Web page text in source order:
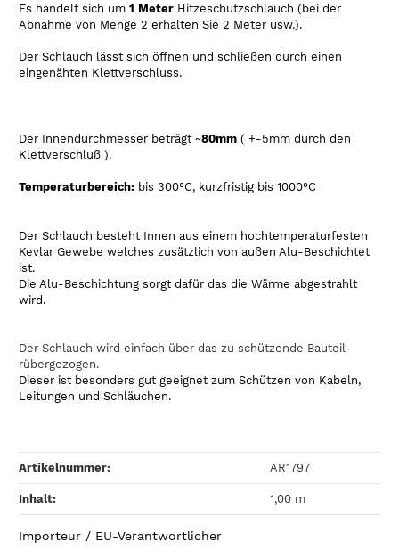
Es handelt sich um 1 Meter Hitzeschutzschlauch (bei der
Abnahme von Menge 2 erhalten Sie 2 Meter usw.).
Der Schlauch lässt sich öffnen und schließen durch einen
eingenähten Klettverschluss.
Der Innendurchmesser beträgt ~80mm ( +-5mm durch den
Klettverschluß ).
Temperaturbereich: bis 300°C, kurzfristig bis 1000°C
Der Schlauch besteht Innen aus einem hochtemperaturfesten
Kevlar Gewebe welches zusätzlich von außen Alu-Beschichtet
ist.
Die Alu-Beschichtung sorgt dafür das die Wärme abgestrahlt
wird.
Der Schlauch wird einfach über das zu schützende Bauteil
rübergezogen.
Dieser ist besonders gut geeignet zum Schützen von Kabeln,
Leitungen und Schläuchen.
Artikelnummer: AR1797
Inhalt‍: 1,00 m
Importeur / EU-Verantwortlicher